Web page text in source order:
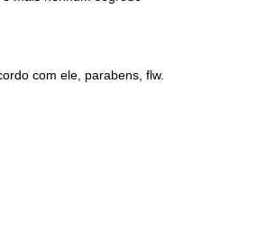
com ele, parabens, flw.